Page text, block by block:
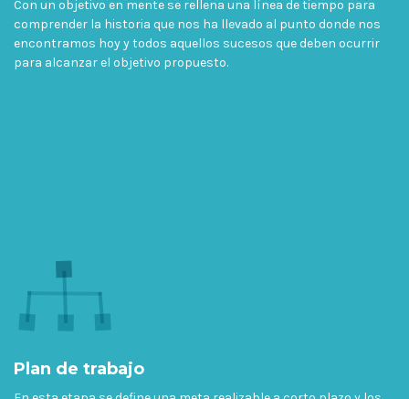
Con un objetivo en mente se rellena una línea de tiempo para
comprender la historia que nos ha llevado al punto donde nos
encontramos hoy y todos aquellos sucesos que deben ocurrir
para alcanzar el objetivo propuesto.
Plan de trabajo